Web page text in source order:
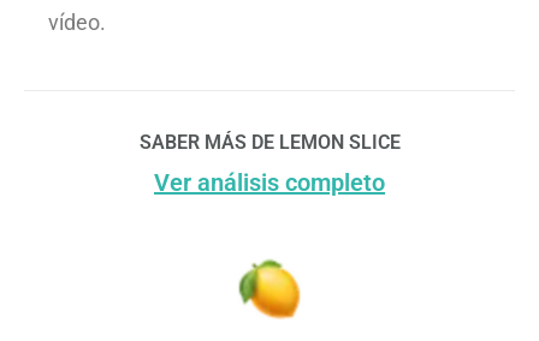
vídeo.
SABER MÁS DE LEMON SLICE
Ver análisis completo